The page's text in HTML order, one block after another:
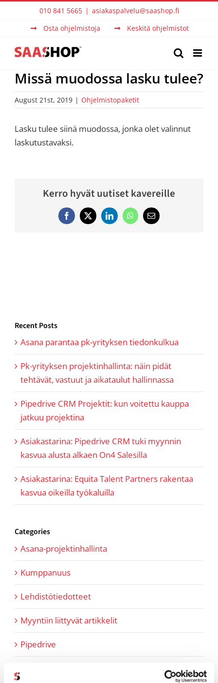
010 841 5665 | asiakaspalvelu@saashop.fi
Osta ohjelmistoja
Keskitä ohjelmistot
Missä muodossa lasku tulee?
August 21st, 2019 | Ohjelmistopaketit
Lasku tulee siinä muodossa, jonka olet valinnut
laskutustavaksi.
Kerro hyvät uutiset kavereille
FacebookTwitterLinkedInWhatsApp
Email
Recent Posts
Asana parantaa pk-yrityksen tiedonkulkua
Pk-yrityksen projektinhallinta: näin pidät
tehtävät, vastuut ja aikataulut hallinnassa
Pipedrive CRM Projektit: kun voitettu kauppa
jatkuu projektina
Asiakastarina: Pipedrive CRM tuki myynnin
kasvua alusta alkaen On4 Salesilla
Asiakastarina: Equita Talent Partners rakentaa
kasvua oikeilla työkaluilla
Categories
Asana-projektinhallinta
Kumppanuus
Lehdistötiedotteet
Myyntiin liittyvät artikkelit
Pipedrive